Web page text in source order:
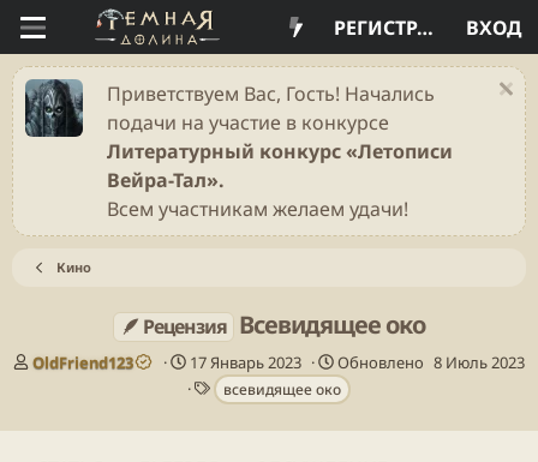
ВХОД
РЕГИСТРАЦИЯ
Приветствуем Вас, Гость! Начались
подачи на участие в конкурсе
Литературный конкурс «Летописи
Вейра-Тал».
Всем участникам желаем удачи!
Кино
🪶 Рецензия Всевидящее око
А
о
OldFriend123
Д
а
а
17 Январь 2023 Обновлено 8 Июль 2023
Т
е
г
всевидящее око